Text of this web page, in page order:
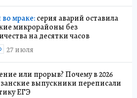
мраке:серия аварий оставила
микрорайоны без
на десятки часов
27 июля
или прорыв? Почему в 2026
выпускники переписали
ЕГЭ